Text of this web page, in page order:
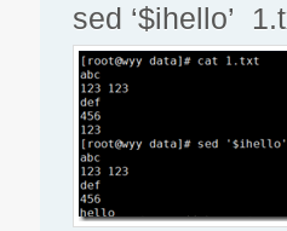
sed ‘$ihello’